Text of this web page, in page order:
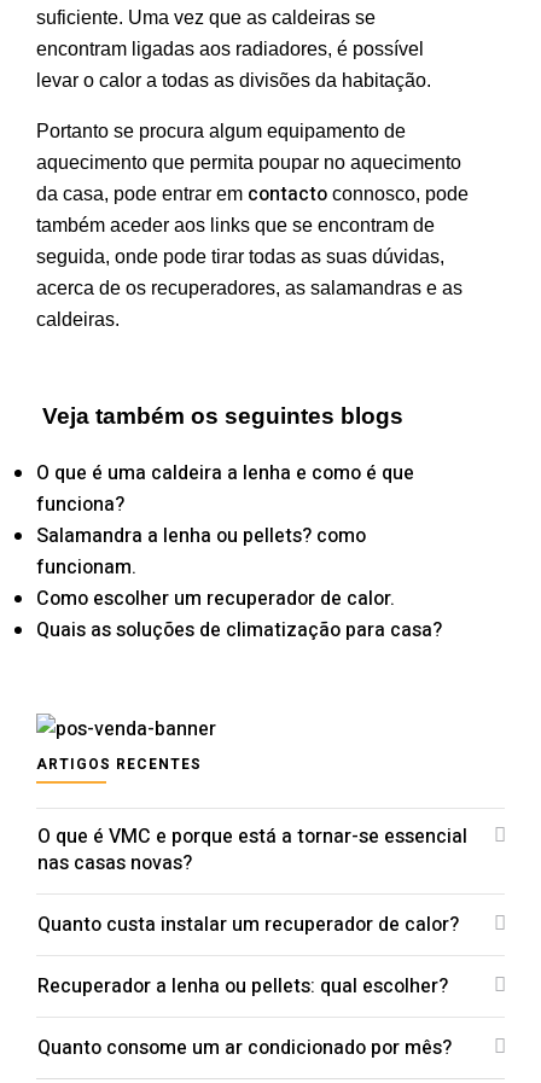
suficiente. Uma vez que as caldeiras se
encontram ligadas aos radiadores, é possível
levar o calor a todas as divisões da habitação.
Portanto se procura algum equipamento de
aquecimento que permita poupar no aquecimento
da casa, pode entrar em contacto connosco, pode
também aceder aos links que se encontram de
seguida, onde pode tirar todas as suas dúvidas,
acerca de os recuperadores, as salamandras e as
caldeiras.
Veja também os seguintes blogs
O que é uma caldeira a lenha e como é que
funciona?
Salamandra a lenha ou pellets? como
funcionam.
Como escolher um recuperador de calor.
Quais as soluções de climatização para casa?
ARTIGOS RECENTES
O que é VMC e porque está a tornar-se essencial
nas casas novas?
Quanto custa instalar um recuperador de calor?
Recuperador a lenha ou pellets: qual escolher?
Quanto consome um ar condicionado por mês?